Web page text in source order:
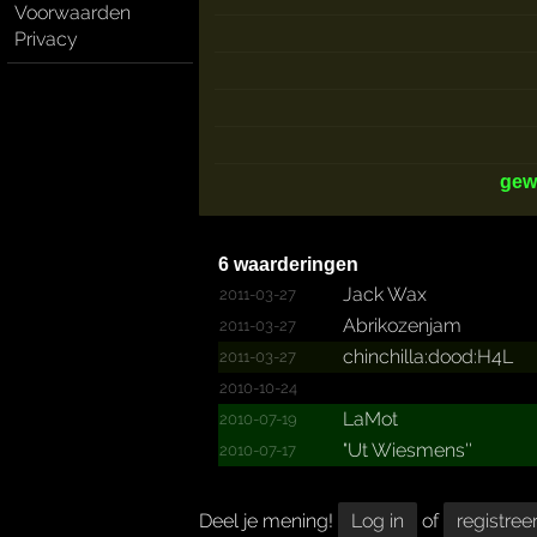
Voorwaarden
Privacy
6 waarderingen
2011-03-27 Jack Wax
2011-03-27 Abrikozenjam
2011-03-27 chinch­illa:d­ood:H4­L
2010-10-24
2010-07-19
LaMot
2010-07-17 "­Ut Wiesmens''
Deel je mening! Log in of registreer